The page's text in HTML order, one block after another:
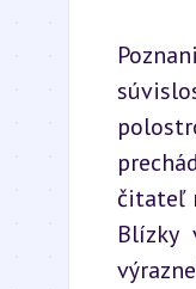
čitateľ
Blízky